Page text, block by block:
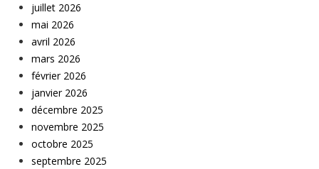
juillet 2026
mai 2026
avril 2026
mars 2026
février 2026
janvier 2026
décembre 2025
novembre 2025
octobre 2025
septembre 2025